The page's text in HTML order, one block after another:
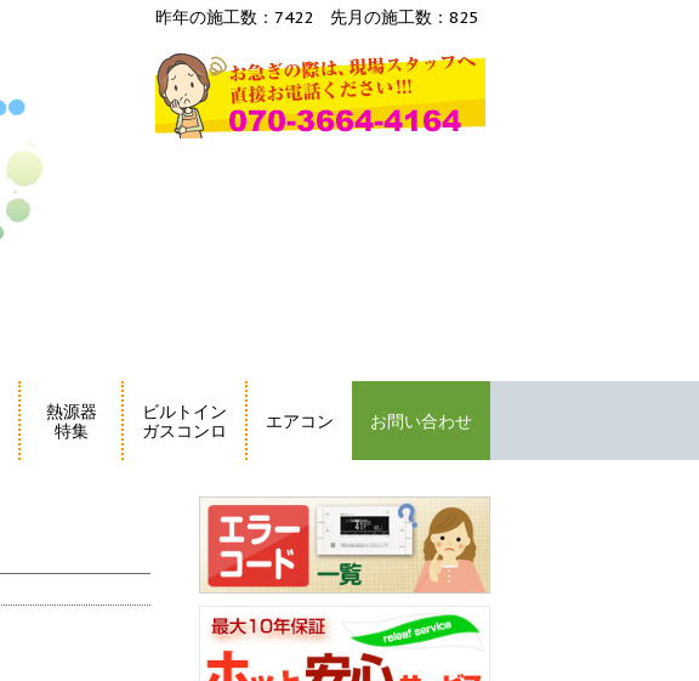
昨年の施工数：7422 先月の施工数：825
熱源器
特集
ビルトイン
ガスコンロ
エアコン お問い合わせ